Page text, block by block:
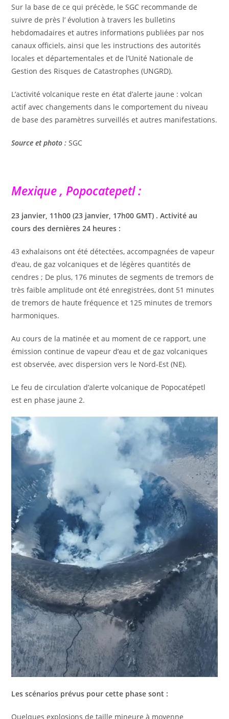
Sur la base de ce qui précède, le SGC recommande de
suivre de près l’ évolution à travers les bulletins
hebdomadaires et autres informations publiées par nos
canaux officiels, ainsi que les instructions des autorités
locales et départementales et de l’Unité Nationale de
Gestion des Risques de Catastrophes (UNGRD).
L’activité volcanique reste en état d’alerte jaune : volcan
actif avec changements dans le comportement du niveau
de base des paramètres surveillés et autres manifestations.
Source et photo : SGC
Mexique , Popocatepetl :
23 janvier, 11h00 (23 janvier, 17h00 GMT) . Activité au
cours des dernières 24 heures :
43 exhalaisons ont été détectées, accompagnées de vapeur
d’eau, de gaz volcaniques et de légères quantités de
cendres ; De plus, 176 minutes de segments de tremors de
très faible amplitude ont été enregistrées, dont 51 minutes
de tremors de haute fréquence et 125 minutes de tremors
harmoniques.
Au cours de la matinée et au moment de ce rapport, une
émission continue de vapeur d’eau et de gaz volcaniques
est observée, avec dispersion vers le Nord-Est (NE).
Le feu de circulation d’alerte volcanique de Popocatépetl
est en phase jaune 2.
Les scénarios prévus pour cette phase sont :
Quelques explosions de taille mineure à moyenne